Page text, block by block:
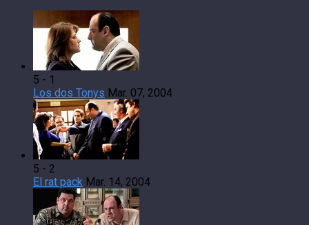
5 - 1
Los dos Tonys Mar. 07, 2004
5 - 2
El rat pack Mar. 14, 2004